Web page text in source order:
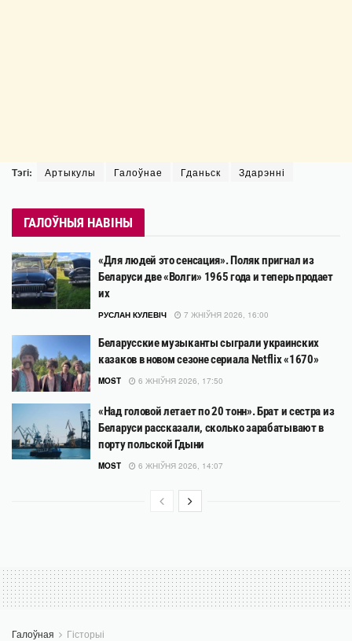
Тэгі: Артыкулы Галоўнае Гданьск Здарэнні
ГАЛОЎНЫЯ НАВІНЫ
«Для людей это сенсация». Поляк пригнал из
Беларуси две «Волги» 1965 года и теперь продает
их
РУСЛАН КУЛЕВІЧ 7 ЖНІЎНЯ 2026, 16:00
Беларусские музыканты сыграли украинских
казаков в новом сезоне сериала Netflix «1670»
MOST 6 ЖНІЎНЯ 2026, 17:50
«Над головой летает по 20 тонн». Брат и сестра из
Беларуси рассказали, сколько зарабатывают в
порту польской Гдыни
MOST 6 ЖНІЎНЯ 2026, 14:07
Галоўная Гісторыі